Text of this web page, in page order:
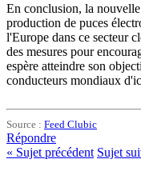
En conclusion, la
production de puces
l'Europe dans ce secteur
des mesures pour
espère atteindre son
conducteurs mondiaux
Source : Feed Clubic
Répondre
« Sujet précédent Sujet